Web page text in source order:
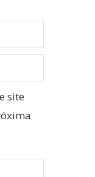
site